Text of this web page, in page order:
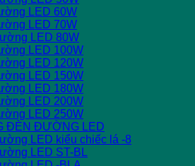
LED 60W
LED 70W
LED 80W
LED 100W
LED 120W
LED 150W
LED 180W
LED 200W
LED 250W
ĐÈN ĐƯỜNG LED
LED kiểu chiếc lá -8
LED ST-BL